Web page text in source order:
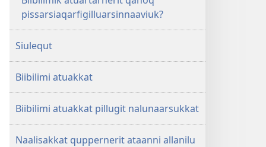
pissarsiaqarfigilluarsinnaaviuk?
Siulequt
Biibilimi atuakkat
Biibilimi atuakkat pillugit nalunaarsukkat
Naalisakkat quppernerit ataanni allanilu